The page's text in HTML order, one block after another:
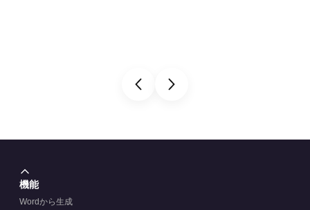
機能
Wordから生成